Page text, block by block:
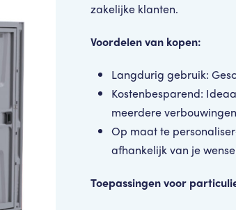
zakelijke klanten.
Voordelen van kopen:
Langdurig gebruik:
Kostenbesparend:
meerdere
Op maat te
afhankelijk van je
Toepassingen voor